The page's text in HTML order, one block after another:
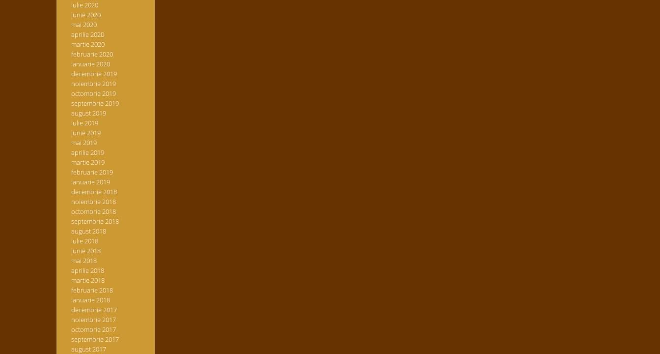
iulie 2020
iunie 2020
mai 2020
aprilie 2020
martie 2020
februarie 2020
ianuarie 2020
decembrie 2019
noiembrie 2019
octombrie 2019
septembrie 2019
august 2019
iulie 2019
iunie 2019
mai 2019
aprilie 2019
martie 2019
februarie 2019
ianuarie 2019
decembrie 2018
noiembrie 2018
octombrie 2018
septembrie 2018
august 2018
iulie 2018
iunie 2018
mai 2018
aprilie 2018
martie 2018
februarie 2018
ianuarie 2018
decembrie 2017
noiembrie 2017
octombrie 2017
septembrie 2017
august 2017